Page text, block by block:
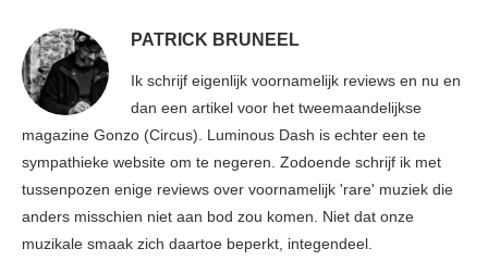
PATRICK BRUNEEL
Ik schrijf eigenlijk voornamelijk reviews en nu en
dan een artikel voor het tweemaandelijkse
magazine Gonzo (Circus). Luminous Dash is echter een te
sympathieke website om te negeren. Zodoende schrijf ik met
tussenpozen enige reviews over voornamelijk 'rare' muziek die
anders misschien niet aan bod zou komen. Niet dat onze
muzikale smaak zich daartoe beperkt, integendeel.